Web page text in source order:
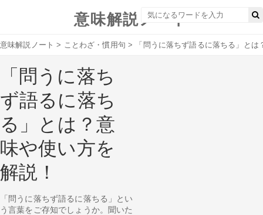
意味解説ノート
意味解説ノート > ことわざ・慣用句 > 「問うに落ちず語るに落ちる」と
「問うに落ち
ず語るに落ち
る」とは？意
味や使い方を
解説！
「問うに落ちず語るに落ちる」とい
う言葉をご存知でしょうか。聞いた